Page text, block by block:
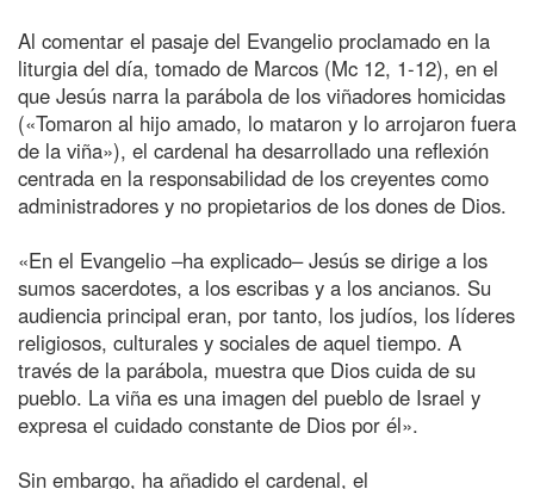
Al comentar el pasaje del Evangelio proclamado en la
liturgia del día, tomado de Marcos (Mc 12, 1-12), en el
que Jesús narra la parábola de los viñadores homicidas
(«Tomaron al hijo amado, lo mataron y lo arrojaron fuera
de la viña»), el cardenal ha desarrollado una reflexión
centrada en la responsabilidad de los creyentes como
administradores y no propietarios de los dones de Dios.
«En el Evangelio –ha explicado– Jesús se dirige a los
sumos sacerdotes, a los escribas y a los ancianos. Su
audiencia principal eran, por tanto, los judíos, los líderes
religiosos, culturales y sociales de aquel tiempo. A
través de la parábola, muestra que Dios cuida de su
pueblo. La viña es una imagen del pueblo de Israel y
expresa el cuidado constante de Dios por él».
Sin embargo, ha añadido el cardenal, el